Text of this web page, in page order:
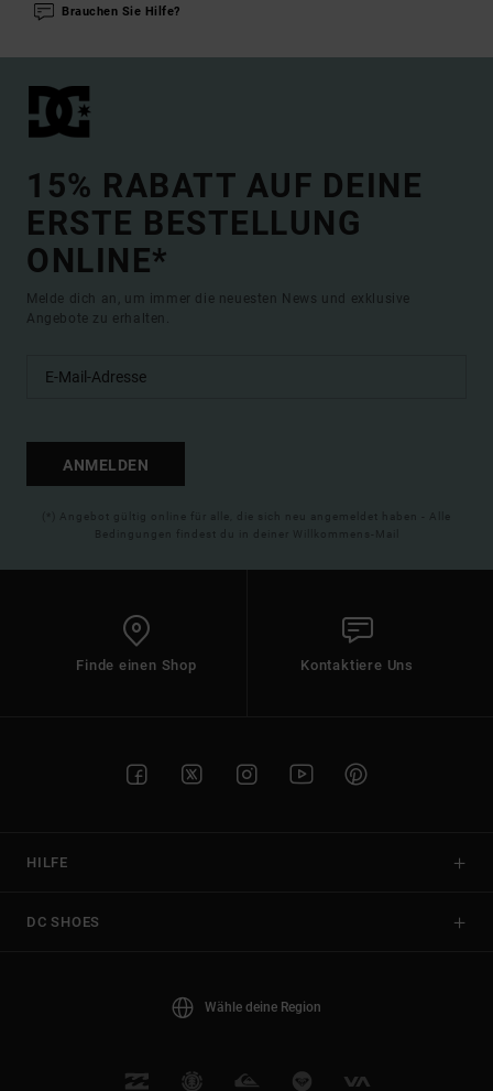
Brauchen Sie Hilfe?
15% RABATT AUF DEINE
ERSTE BESTELLUNG
ONLINE*
Melde dich an, um immer die neuesten News und exklusive
Angebote zu erhalten.
ANMELDEN
(*) Angebot gültig online für alle, die sich neu angemeldet haben - Alle
Bedingungen findest du in deiner Willkommens-Mail
Finde einen Shop Kontaktiere Uns
HILFE
DC SHOES
Wähle deine Region